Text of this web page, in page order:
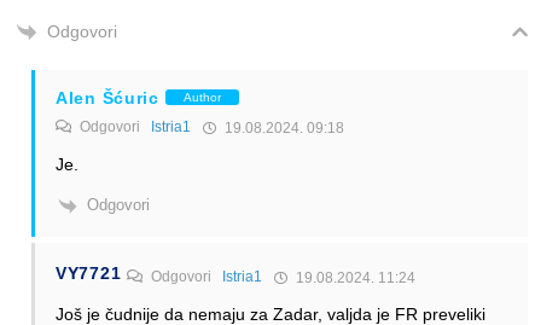
Odgovori
Alen Šćuric Author
Odgovori Istria1 19.08.2024. 09:18
Je.
Odgovori
VY7721 Odgovori Istria1 19.08.2024. 11:24
Još je čudnije da nemaju za Zadar, valjda je FR preveliki